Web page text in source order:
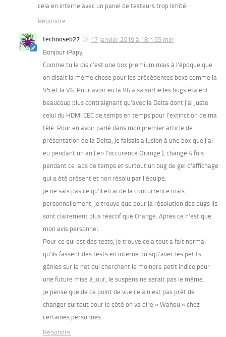
cela en interne avec un panel de testeurs trop limité.
Répondre
technoseb27
17 janvier 2019 à 18 h 55 min
Bonjour iPapy,
Comme tu le dis c’est une box premium mais à l’époque que
on disait la même chose pour les précédentes boxs comme la
V5 et la V6. Pour avoir eu la V6 à sa sortie les bugs étaient
beaucoup plus contraignant qu’avec la Delta dont j’ai juste
celui du HDMI CEC de temps en temps pour l’extinction de ma
télé. Pour en avoir parlé dans mon premier article de
présentation de la Delta, je faisais allusion à une box que j’ai
eu pendant un an ( en l’occurence Orange ), changé 4 fois
pendant ce laps de temps et surtout un bug de gel d’affichage
qui a été présent et non résolu par l’équipe.
Je ne sais pas ce qu’il en ai de la concurrence mais
personnellement, je trouve que pour la résolution des bugs ils
sont clairement plus réactif que Orange. Après ce n’est que
mon avis personnel.
Pour ce qui est des tests, je trouve cela tout a fait normal
qu’ils fassent des tests en interne puisqu’avec les petits
génies sur le net qui cherchent le moindre petit indice pour
une future mise à jour, le suspens ne serait pas le même.
Je pense que de ce point de vue cela n’est pas prêt de
changer surtout pour le côté on va dire « Wahou » chez
certaines personnes.
Répondre